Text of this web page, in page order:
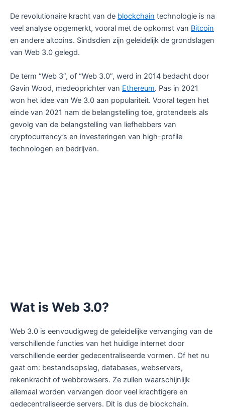
De revolutionaire kracht van de blockchain technologie is na
veel analyse opgemerkt, vooral met de opkomst van Bitcoin
en andere altcoins. Sindsdien zijn geleidelijk de grondslagen
van Web 3.0 gelegd.
De term “Web 3”, of “Web 3.0”, werd in 2014 bedacht door
Gavin Wood, medeoprichter van Ethereum. Pas in 2021
won het idee van We 3.0 aan populariteit. Vooral tegen het
einde van 2021 nam de belangstelling toe, grotendeels als
gevolg van de belangstelling van liefhebbers van
cryptocurrency’s en investeringen van high-profile
technologen en bedrijven.
Wat is Web 3.0?
Web 3.0 is eenvoudigweg de geleidelijke vervanging van de
verschillende functies van het huidige internet door
verschillende eerder gedecentraliseerde vormen. Of het nu
gaat om: bestandsopslag, databases, webservers,
rekenkracht of webbrowsers. Ze zullen waarschijnlijk
allemaal worden vervangen door veel krachtigere en
gedecentraliseerde servers. Dit is dus de blockchain.